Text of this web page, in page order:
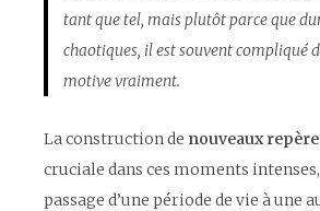
tant que tel, mais plutôt parce que
chaotiques, il est souvent compliqué
motive vraiment.
La construction de nouveaux
cruciale dans ces moments
passage d’une période de vie à une